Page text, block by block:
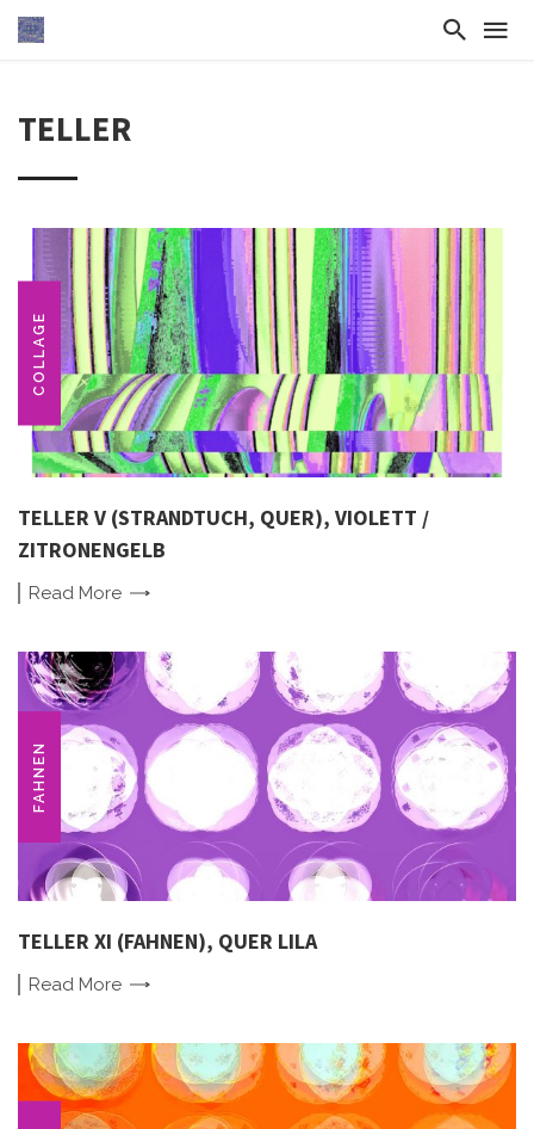
TELLER
COLLAGE
TELLER V (STRANDTUCH, QUER), VIOLETT /
ZITRONENGELB
Read More
FAHNEN
TELLER XI (FAHNEN), QUER LILA
Read More